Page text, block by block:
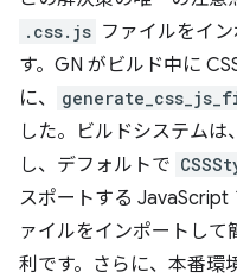
.css.js ファイルをイ
す。GN がビルド中に
に、
した。ビルドシステムは
し、デフォルトで
スポートする JavaScript
ァイルをインポートし
利です。さらに、本番環